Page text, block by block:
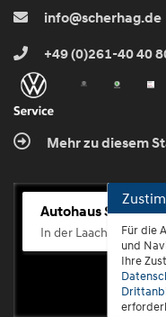
info@scherhag.de
+49 (0)261-40 40
Mehr zu diesem
Autohaus Scherhag
In der Laach 76,Für die
und
Ihre